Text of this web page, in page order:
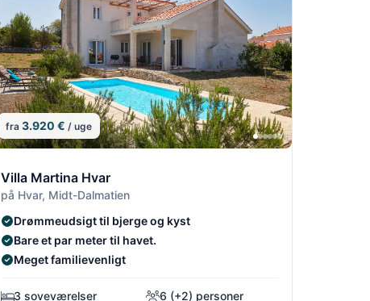
fra3.920 € / uge
Villa Martina Hvar
på Hvar, Midt-Dalmatien
Drømmeudsigt til bjerge og kyst
Bare et par meter til havet.
Meget familievenligt
3 soveværelser
6 (+2) personer